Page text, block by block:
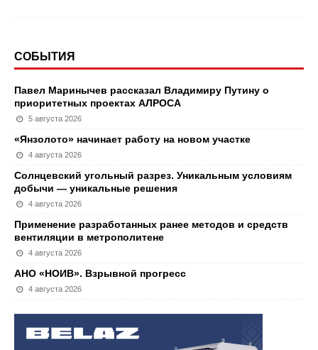
СОБЫТИЯ
Павел Маринычев рассказал Владимиру Путину о
приоритетных проектах АЛРОСА
5 августа 2026
«Янзолото» начинает работу на новом участке
4 августа 2026
Солнцевский угольный разрез. Уникальным условиям
добычи — уникальные решения
4 августа 2026
Применение разработанных ранее методов и средств
вентиляции в метрополитене
4 августа 2026
АНО «НОИВ». Взрывной прогресс
4 августа 2026